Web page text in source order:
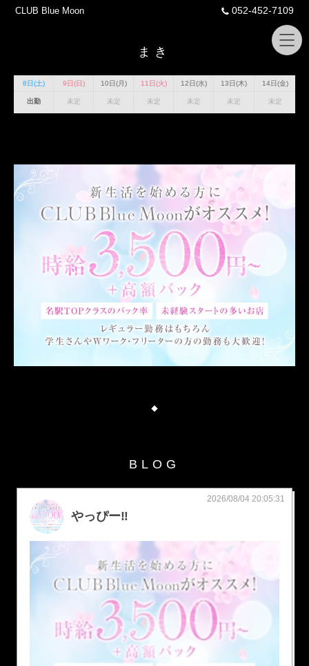
CLUB Blue Moon 052-452-7109
まき
8日(土) 9日(日) 10日(月) 11日(火) 12日(水) 13日(木) 14日(金)
出勤 未定 未定 未定 未定 未定 未定
◆
BLOG
やっぴー‼️
2026/08/04 20:05:31